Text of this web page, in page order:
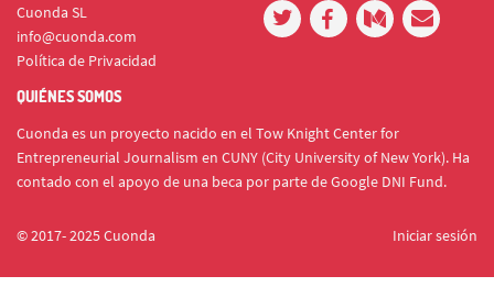
Cuonda SL
info@cuonda.com
Política de Privacidad
QUIÉNES SOMOS
Cuonda es un proyecto nacido en el Tow Knight Center for
Entrepreneurial Journalism en CUNY (City University of New York). Ha
contado con el apoyo de una beca por parte de Google DNI Fund.
© 2017- 2025 Cuonda Iniciar sesión